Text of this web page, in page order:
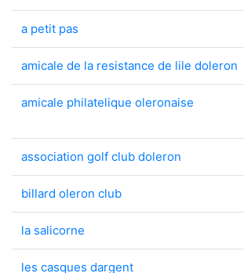
a petit pas
amicale de la resistance de lile doleron
amicale philatelique oleronaise
association golf club doleron
billard oleron club
la salicorne
les casques dargent